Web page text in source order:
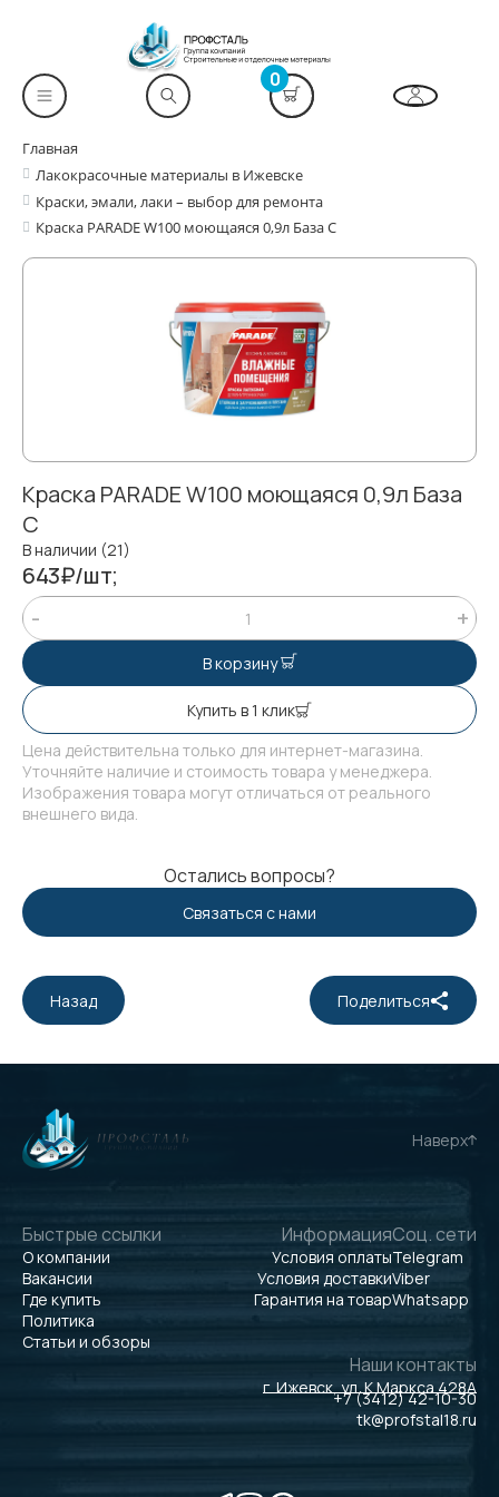
0
Главная
Лакокрасочные материалы в Ижевске
Краски, эмали, лаки – выбор для ремонта
Краска PARADE W100 моющаяся 0,9л База С
Краска PARADE W100 моющаяся 0,9л База
С
В наличии (21)
643₽/шт;
В корзину
Купить в 1 клик
Цена действительна только для интернет-магазина.
Уточняйте наличие и стоимость товара у менеджера.
Изображения товара могут отличаться от реального
внешнего вида.
Остались вопросы?
Связаться с нами
Назад Поделиться
Наверх
Быстрые ссылки
О компании
Вакансии
Где купить
Политика
Статьи и обзоры
Информация
Условия оплаты
Условия доставки
Гарантия на товар
Соц. сети
Telegram
Viber
Whatsapp
Наши контакты
г. Ижевск, ул. К.Маркса 428А
+7 (3412) 42-10-30
tk@profstal18.ru